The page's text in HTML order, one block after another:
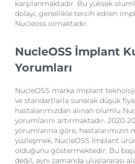
karşılanmaktadır. Bu yüksek
dolayı, genellikle tercih edilen
Nucleoss olmaktadır.
NucleOSS İmplant
Yorumları
NucleOSS marka implant
ve standartlarla sunarak düşük
hastalarımızdan alınan olumlu
yorumlarını artırmaktadır. 2020-
yorumlarına göre, hastalarımızın
yüzleşmek, NucleOSS İmplant
olduğunu göstermektedir. Bu
değil, aynı zamanda uluslararası